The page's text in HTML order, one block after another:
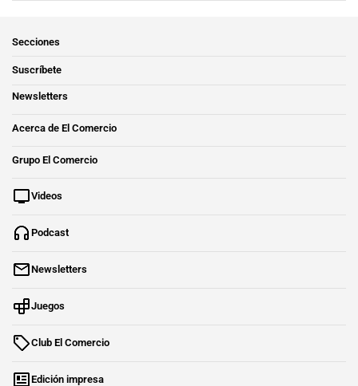
Secciones
Suscríbete
Newsletters
Acerca de El Comercio
Grupo El Comercio
Videos
Podcast
Newsletters
Juegos
Club El Comercio
Edición impresa